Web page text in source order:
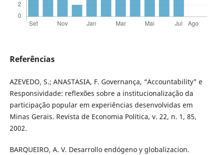
Referências
AZEVEDO, S.; ANASTASIA, F. Governança, “Accountability” e
Responsividade: reflexões sobre a institucionalização da
participação popular em experiências desenvolvidas em
Minas Gerais. Revista de Economia Política, v. 22, n. 1, 85,
2002.
BARQUEIRO, A. V. Desarrollo endógeno y globalizacion.